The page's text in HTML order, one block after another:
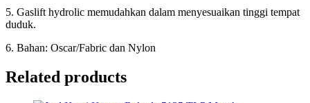
5. Gaslift hydrolic memudahkan dalam menyesuaikan tinggi tempat
duduk.
6. Bahan: Oscar/Fabric dan Nylon
Related products